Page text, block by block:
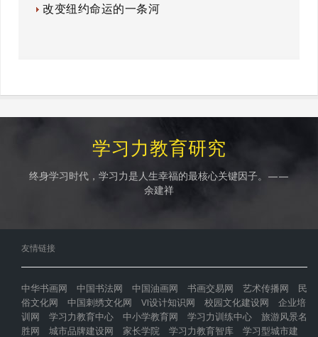
改变纽约命运的一条河
学习力教育研究
终身学习时代，学习力是人生幸福的最核心关键因子。——
余建祥
友情链接
中华书画网 中国书法网 中国油画网 书画交易网 艺术传播网
民
俗文化网
中国刺绣文化网 VI设计知识网 校园文化建设网
企业培
训网
学习力教育中心 中小学教育网 学习力训练中心
旅游风景名
胜网
城市品牌建设网 家长学院 学习力教育智库 学习型城市建